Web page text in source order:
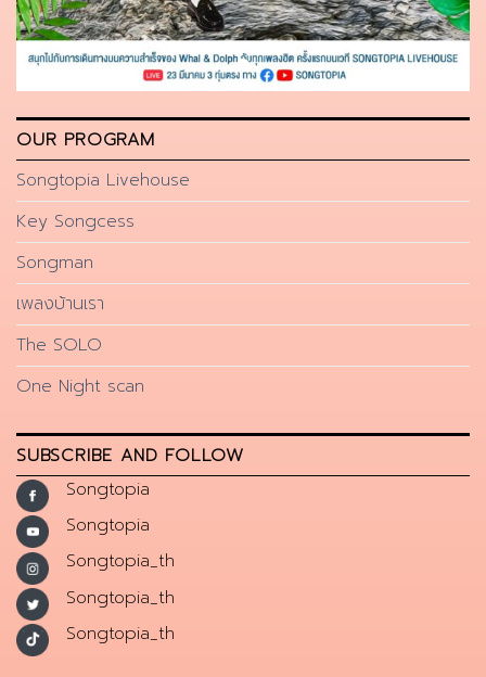
OUR PROGRAM
Songtopia Livehouse
Key Songcess
Songman
เพลงบ้านเรา
The SOLO
One Night scan
SUBSCRIBE AND FOLLOW
Songtopia
Songtopia
Songtopia_th
Songtopia_th
Songtopia_th